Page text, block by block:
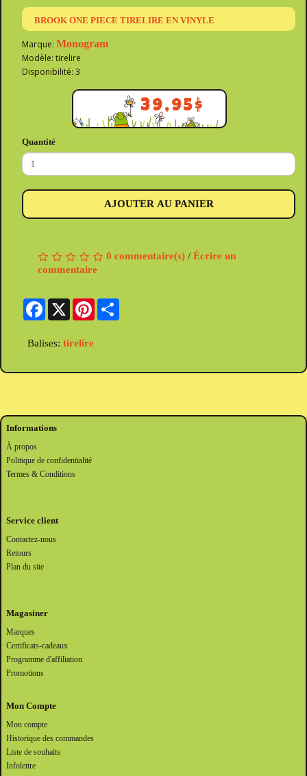
BROOK ONE PIECE TIRELIRE EN VINYLE
Marque: Monogram
Modèle: tirelire
Disponibilité: 3
39,95$
Quantité
AJOUTER AU PANIER
0 commentaire(s) / Écrire un
commentaire
Facebook
X Pinterest
Balises: tirelire
Informations
À propos
Politique de confidentialité
Termes & Conditions
Service client
Contactez-nous
Retours
Plan du site
Magasiner
Marques
Certificats-cadeaux
Programme d'affiliation
Promotions
Mon Compte
Mon compte
Historique des commandes
Liste de souhaits
Infolettre